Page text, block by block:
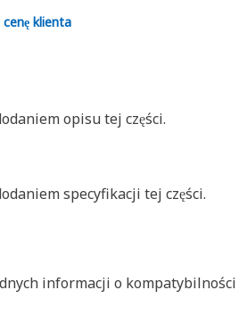
klienta
opisu tej części.
specyfikacji tej części.
informacji o kompatybilności